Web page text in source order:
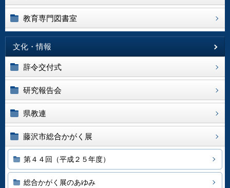
教育専門図書室
文化・情報
辞令交付式
研究報告会
県教連
藤沢市総合かがく展
第４４回（平成２５年度）
総合かがく展のあゆみ